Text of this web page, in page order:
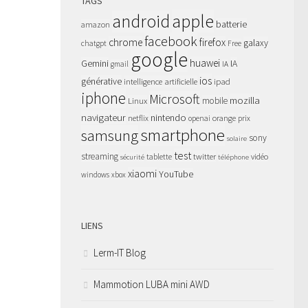
amazon androidapple batterie
chatgpt chromefacebookfirefox Free galaxy
Gemini gmail google huawei IA IA
générative intelligence artificielle ios ipad
iphone Linux Microsoft mobile mozilla
navigateur netflix nintendo openai orange prix
samsungsmartphone solaire sony
streaming sécurité tablette testtwitter téléphone vidéo
windows xbox xiaomiYouTube
LIENS
Lerm-IT Blog
Mammotion LUBA mini AWD